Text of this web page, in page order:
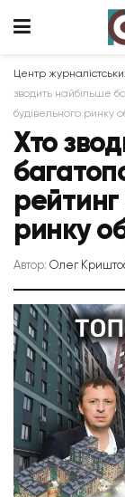
Центр
зводить найбільше
будівельного ринку
Хто
рейтинг
ринку
Автор: Олег